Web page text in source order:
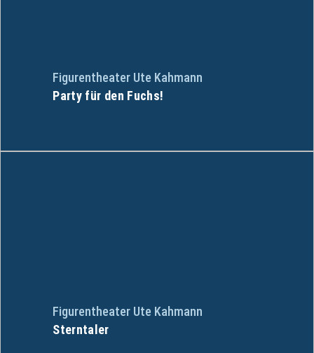
Figurentheater Ute Kahmann
Party für den Fuchs!
Figurentheater Ute Kahmann
Sterntaler